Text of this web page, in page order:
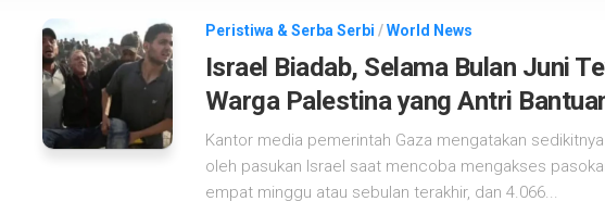
Peristiwa & Serba Serbi /World News
Israel Biadab, Selama Bulan Juni
Warga Palestina yang Antri
Kantor media pemerintah Gaza mengatakan
oleh pasukan Israel saat mencoba mengakses
empat minggu atau sebulan terakhir, dan 4.066...